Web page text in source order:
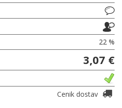
22 %
3,07 €
Cenik dostav